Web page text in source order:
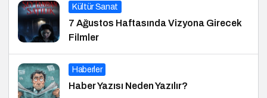
Kültür Sanat
7 Ağustos Haftasında Vizyona Girecek
Filmler
Haberler
Haber Yazısı Neden Yazılır?